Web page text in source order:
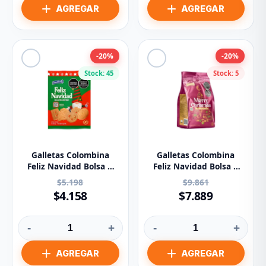
Stock: 45
-20%
Galletas Colombina
Feliz Navidad Bolsa X
200 Gr
$5.198
$4.158
- +
Stock: 5
-20%
Galletas Colombina
Feliz Navidad Bolsa X
450 Gr
$9.861
$7.889
- +